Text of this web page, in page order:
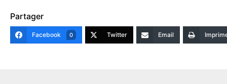
Partager
Facebook 0 Twitter Email